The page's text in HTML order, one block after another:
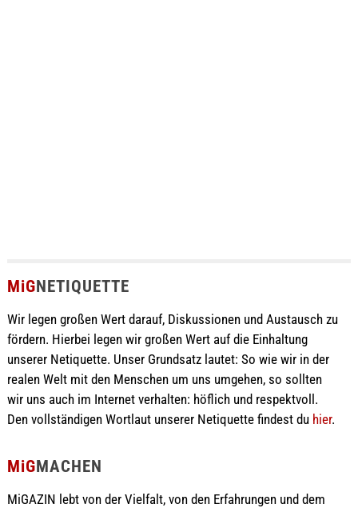
MiGNETIQUETTE
Wir legen großen Wert darauf, Diskussionen und Austausch zu
fördern. Hierbei legen wir großen Wert auf die Einhaltung
unserer Netiquette. Unser Grundsatz lautet: So wie wir in der
realen Welt mit den Menschen um uns umgehen, so sollten
wir uns auch im Internet verhalten: höflich und respektvoll.
Den vollständigen Wortlaut unserer Netiquette findest du hier.
MiGMACHEN
MiGAZIN lebt von der Vielfalt, von den Erfahrungen und dem